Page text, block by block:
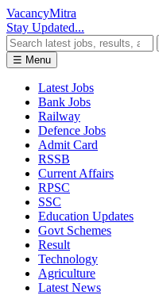
VacancyMitra
Stay Updated...
☰ Menu
Latest Jobs
Bank Jobs
Railway
Defence Jobs
Admit Card
RSSB
Current Affairs
RPSC
SSC
Education Updates
Govt Schemes
Result
Technology
Agriculture
Latest News